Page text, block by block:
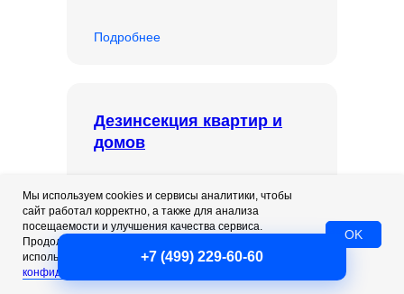
Подробнее
Дезинсекция квартир и
домов
Подробнее
+7 (499) 229-60-60
Мы используем cookies и сервисы аналитики, чтобы
сайт работал корректно, а также для анализа
посещаемости и улучшения качества сервиса.
Продолжая пользоваться сайтом, вы соглашаетесь с
использованием cookies. Подробнее — вПолитике
конфиденциальности
OK